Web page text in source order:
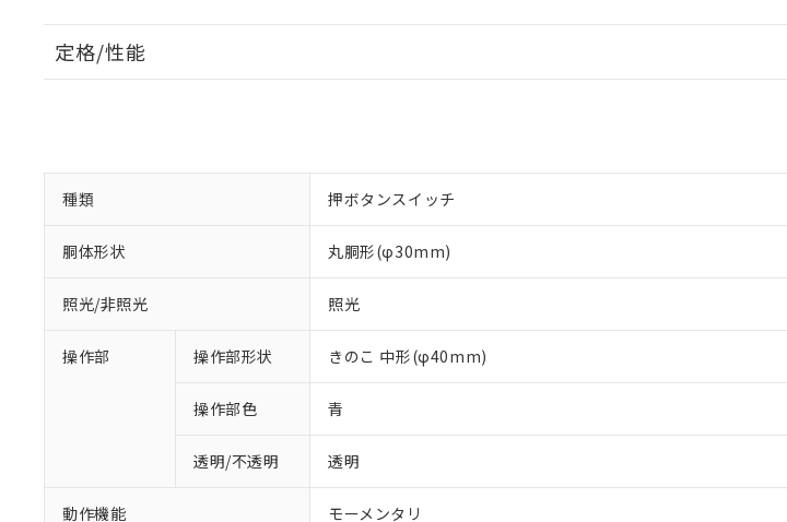
定格/性能
種類 押ボタンスイッチ
胴体形状 丸胴形(φ30mm)
照光/非照光 照光
操作部 操作部形状 きのこ 中形(φ40mm)
操作部色 青
透明/不透明 透明
動作機能 モーメンタリ